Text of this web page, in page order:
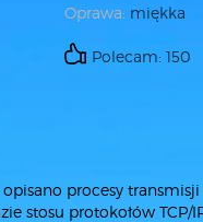
Oprawa: miękka
Polecam: 150
opisano procesy
stosu protokołów